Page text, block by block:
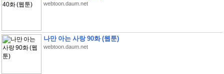
webtoon.daum.net
나만 아는 사랑 90화 (웹툰)
webtoon.daum.net